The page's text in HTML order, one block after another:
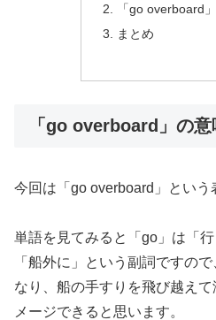
「go overboard
まとめ
「go overboard」の意
今回は「go overboard」という
単語を見てみると「go」は「
「船外に」という副詞ですの
なり、船の手すりを飛び越え
メージできると思います。